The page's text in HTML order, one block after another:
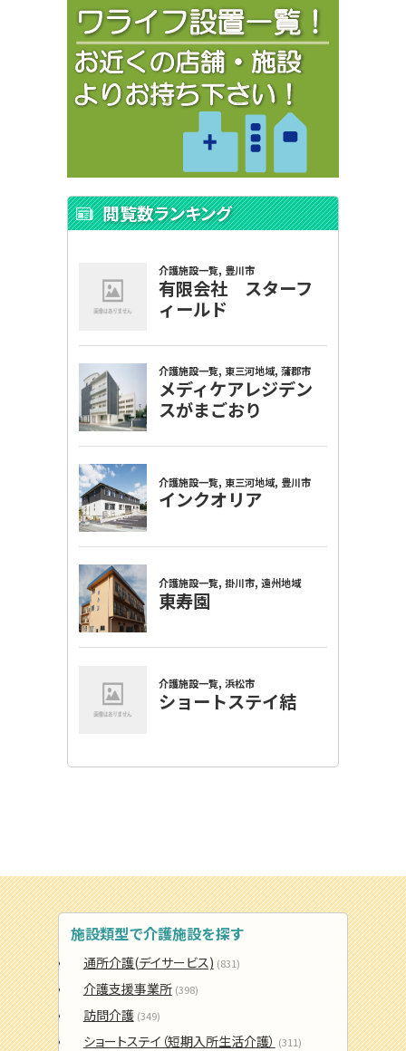
閲覧数ランキング
施設類型で介護施設を探す
通所介護(デイサービス) (831)
介護支援事業所 (398)
訪問介護 (349)
ショートステイ（短期入所生活介護） (311)